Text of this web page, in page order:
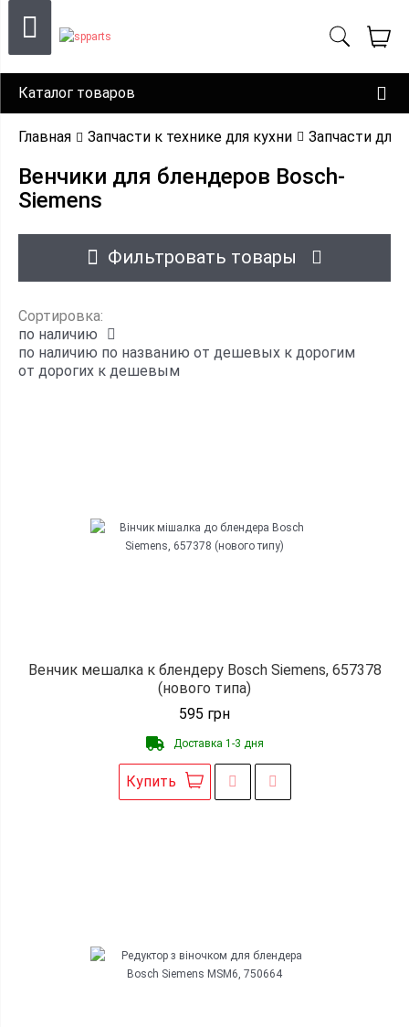
Каталог товаров
Главная Запчасти к технике для кухни Запчасти для
Венчики для блендеров Bosch-
Siemens
Фильтровать товары
Сортировка:
по наличию
по наличию по названию от дешевых к дорогим
от дорогих к дешевым
Венчик мешалка к блендеру Bosch Siemens, 657378
(нового типа)
595 грн
Доставка 1-3 дня
Купить